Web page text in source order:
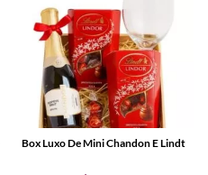
Box Luxo De Mini Chandon E Lindt